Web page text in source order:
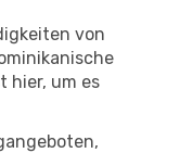
von
hier, um es